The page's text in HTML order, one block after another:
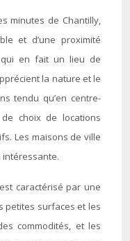
minutes de Chantilly,
et d’une proximité
qui en fait un lieu de
la nature et le
tendu qu’en centre-
choix de locations
Les maisons de ville
intéressante.
caractérisé par une
petites surfaces et les
commodités, et les